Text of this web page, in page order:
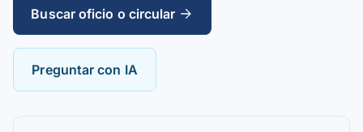
Buscar oficio o circular
Preguntar con IA